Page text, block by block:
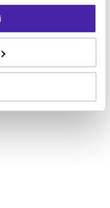
vaihtoehto,
puolet edullisemmin.
kasvavia kustannuksia